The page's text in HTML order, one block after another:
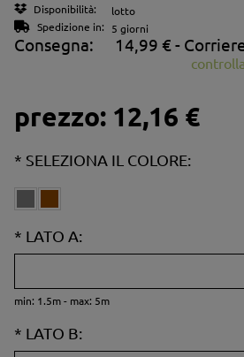
Disponibilità:
lotto
Spedizione in:
5 giorni
Consegna: 14,99 € -
Il prezzo non include eventuali costi di
prezzo: 12,16 €
* SELEZIONA IL COLORE:
* LATO A:
min: 1.5m - max: 5m
* LATO B: